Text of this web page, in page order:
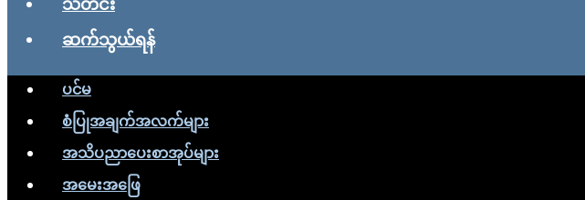
ဆက်သွယ်ရန်
ပင်မ
စံပြုအချက်အလက်များ
အသိပညာပေးစာအုပ်များ
အမေးအဖြေ